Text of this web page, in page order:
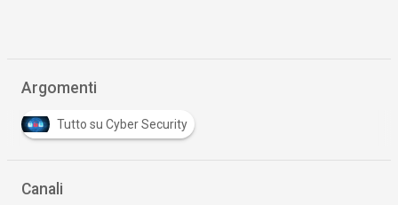
Argomenti
Tutto su Cyber Security
Canali